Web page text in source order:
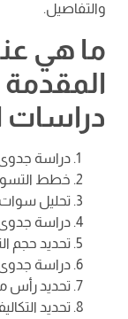
والتفاصيل.
ما هي
دراسات
دراسة
خطط
تحليل سوات
دراسة جدوى
تحديد حجم
دراسة جدوى
تحديد رأس
تحديد